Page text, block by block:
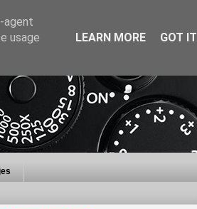
agent
usage
LEARN MORE GOT IT